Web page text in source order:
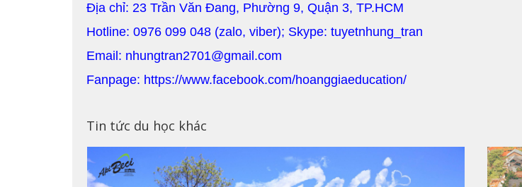
Địa chỉ: 23 Trần Văn Đang, Phường 9, Quận 3, TP.HCM
Hotline: 0976 099 048 (zalo, viber); Skype: tuyetnhung_tran
Email: nhungtran2701@gmail.com
Fanpage: https://www.facebook.com/hoanggiaeducation/
Tin tức du học khác